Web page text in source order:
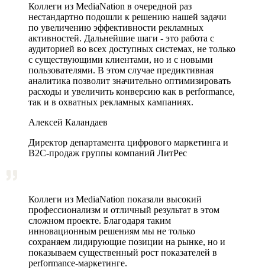
Коллеги из MediaNation в очередной раз
нестандартно подошли к решению нашей задачи
по увеличению эффективности рекламных
активностей. Дальнейшие шаги - это работа с
аудиторией во всех доступных системах, не только
с существующими клиентами, но и с новыми
пользователями. В этом случае предиктивная
аналитика позволит значительно оптимизировать
расходы и увеличить конверсию как в performance,
так и в охватных рекламных кампаниях.
Алексей Каландаев
Директор департамента цифрового маркетинга и
В2С-продаж группы компаний ЛитРес
Коллеги из MediaNation показали высокий
профессионализм и отличный результат в этом
сложном проекте. Благодаря таким
инновационным решениям мы не только
сохраняем лидирующие позиции на рынке, но и
показываем существенный рост показателей в
performance-маркетинге.